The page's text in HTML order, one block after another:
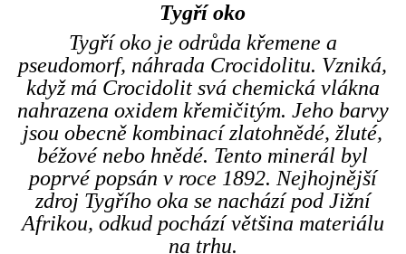
Tygří oko
Tygří oko je odrůda křemene a
pseudomorf, náhrada Crocidolitu. Vzniká,
když má Crocidolit svá chemická vlákna
nahrazena oxidem křemičitým. Jeho barvy
jsou obecně kombinací zlatohnědé, žluté,
béžové nebo hnědé. Tento minerál byl
poprvé popsán v roce 1892. Nejhojnější
zdroj Tygřího oka se nachází pod Jižní
Afrikou, odkud pochází většina materiálu
na trhu.